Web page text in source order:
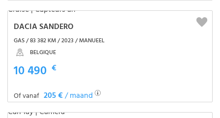
DACIA SANDERO
GAS / 83 382 KM / 2023 / MANUEEL
BELGIQUE
10 490 €
Of vanaf 205 €/ maand